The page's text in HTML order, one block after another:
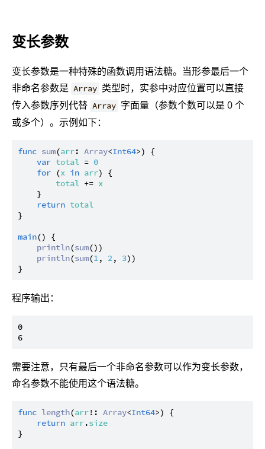
变长参数
变长参数是一种特殊的函数调用语法糖。当形参最后一个
非命名参数是 Array 类型时，实参中对应位置可以直接
传入参数序列代替 Array 字面量（参数个数可以是 0 个
或多个）。示例如下：
func sum(arr: Array<Int64>) {
var total = 0
for (x in arr) {
total += x
    }
return total
}
main() {
println(sum())
println(sum(1, 2, 3))
程序输出：
0
需要注意，只有最后一个非命名参数可以作为变长参数，
命名参数不能使用这个语法糖。
func length(arr!: Array<Int64>) {
return arr.size
}